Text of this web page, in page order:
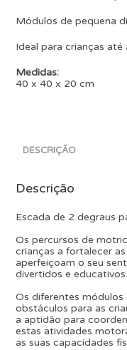
Módulos de pequena
Ideal para crianças até
Medidas:
40 x 40 x 20 cm
DESCRIÇÃO
Descrição
Escada de 2 degraus
Os percursos de
crianças a fortalecer
aperfeiçoam o seu
divertidos e educativos.
Os diferentes
obstáculos para as
a aptidão para
estas atividades
as suas capacidades